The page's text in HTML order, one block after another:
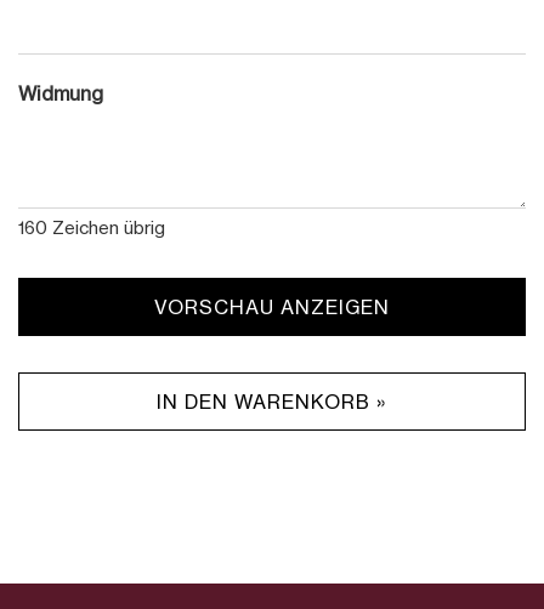
Widmung
160 Zeichen übrig
VORSCHAU ANZEIGEN
IN DEN WARENKORB »